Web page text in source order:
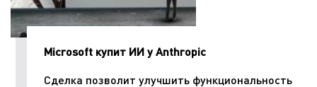
Microsoft купит ИИ у Anthropic
Сделка позволит улучшить функциональность